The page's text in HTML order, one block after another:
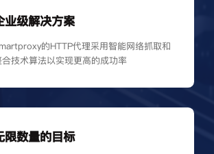
业级解决方案
的HTTP代理采用智能网络抓取和
合技术算法以实现更高的成功率
限数量的目标